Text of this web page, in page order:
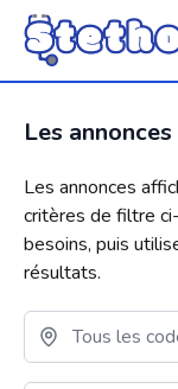
Les annonces
Les annonces
critères de filtre
besoins, puis
résultats.